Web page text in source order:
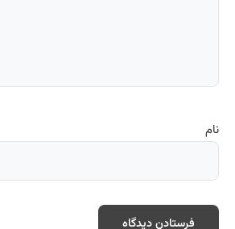
نام